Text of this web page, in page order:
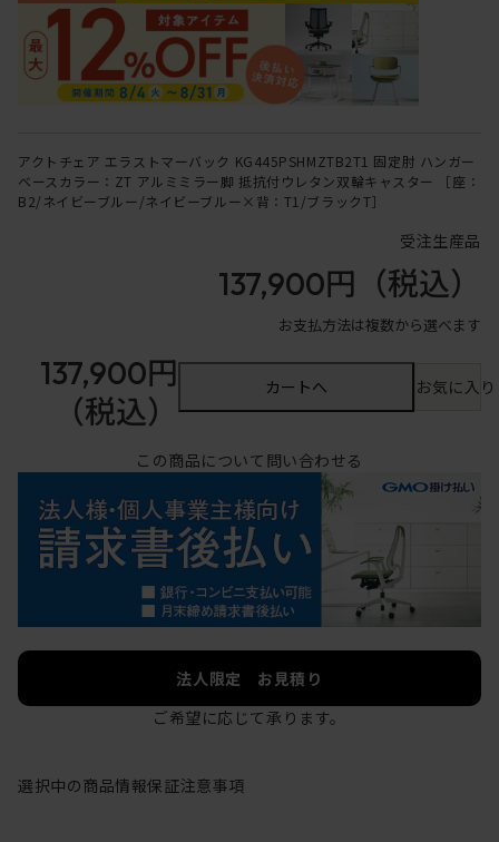
アクトチェア エラストマーバック KG445PSHMZTB2T1 固定肘 ハンガー
ベースカラー：ZT アルミミラー脚 抵抗付ウレタン双輪キャスター ［座：
B2/ネイビーブルー/ネイビーブルー×背：T1/ブラックT］
受注生産品
137,900円 （税込）
お支払方法は複数から選べます
137,900円
（税込）
カートへ お気に入
この商品について問い合わせる
法人限定 お見積り
ご希望に応じて承ります。
選択中の商品情報保証注意事項